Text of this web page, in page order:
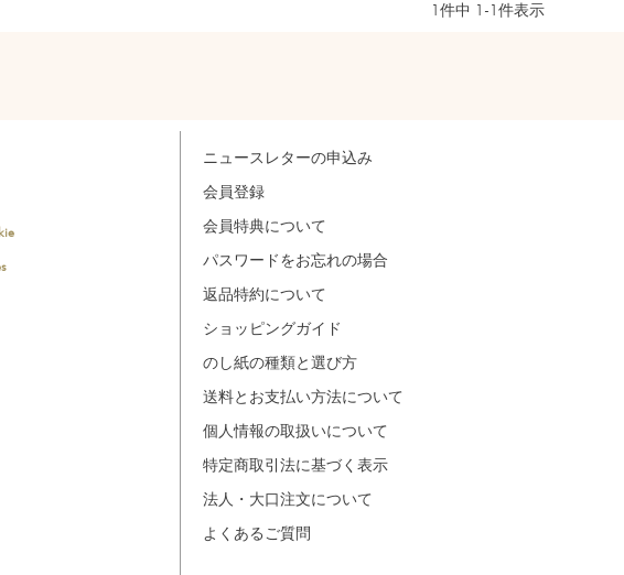
1件中 1 -1件表示
ニュースレターの申込み
会員登録
会員特典について
パスワードをお忘れの場合
返品特約について
ショッピングガイド
のし紙の種類と選び方
送料とお支払い方法について
個人情報の取扱いについて
特定商取引法に基づく表示
法人・大口注文について
よくあるご質問